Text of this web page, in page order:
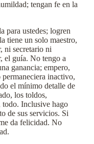
tengan fe en la
para ustedes; logren
tiene un solo maestro,
ni secretario ni
el guía. No tengo a
ganancia; empero,
inactivo,
el mínimo detalle de
los toldos,
todo. Inclusive hago
de sus servicios. Si
da felicidad. No